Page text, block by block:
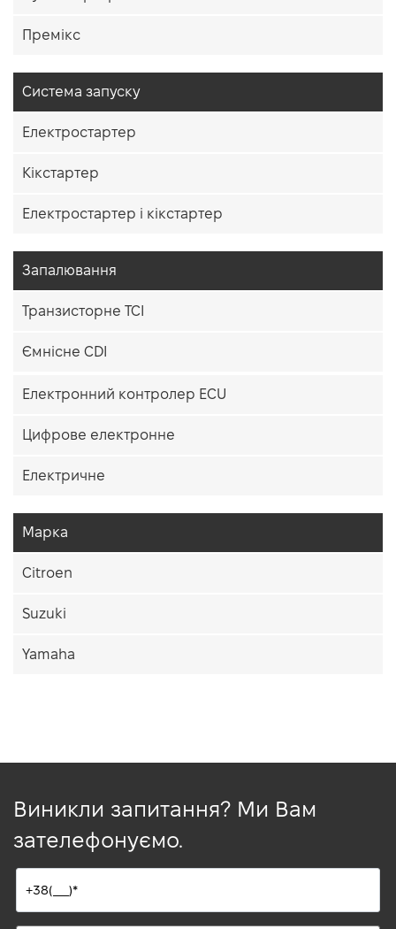
Премікс
Система запуску
Електростартер
Кікстартер
Електростартер і кікстартер
Запалювання
Транзисторне TCI
Ємнісне CDI
Електронний контролер ECU
Цифрове електронне
Електричне
Марка
Citroen
Suzuki
Yamaha
Виникли запитання? Ми Вам
зателефонуємо.